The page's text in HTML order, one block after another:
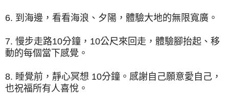
6. 到海邊，看看海浪、夕陽，體驗大地的無限寬廣。
7. 慢步走路10分鐘，10公尺來回走，體驗腳抬起、移
動的每個當下感覺。
8. 睡覺前，靜心冥想 10分鐘。感謝自己願意愛自己，
也祝福所有人喜悅。